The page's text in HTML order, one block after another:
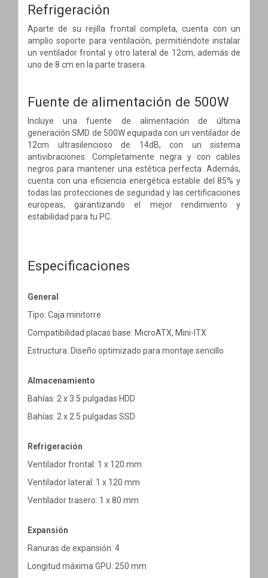
Refrigeración
Aparte de su rejilla frontal completa, cuenta con un
amplio soporte para ventilación, permitiéndote instalar
un ventilador frontal y otro lateral de 12cm, además de
uno de 8 cm en la parte trasera.
Fuente de alimentación de 500W
Incluye una fuente de alimentación de última
generación SMD de 500W equipada con un ventilador de
12cm ultrasilencioso de 14dB, con un sistema
antivibraciones. Completamente negra y con cables
negros para mantener una estética perfecta. Además,
cuenta con una eficiencia energética estable del 85% y
todas las protecciones de seguridad y las certificaciones
europeas, garantizando el mejor rendimiento y
estabilidad para tu PC.
Especificaciones
General
Tipo: Caja minitorre
Compatibilidad placas base: MicroATX, Mini-ITX
Estructura: Diseño optimizado para montaje sencillo
Almacenamiento
Bahías: 2 x 3.5 pulgadas HDD
Bahías: 2 x 2.5 pulgadas SSD
Refrigeración
Ventilador frontal: 1 x 120 mm
Ventilador lateral: 1 x 120 mm
Ventilador trasero: 1 x 80 mm
Expansión
Ranuras de expansión: 4
Longitud máxima GPU: 250 mm